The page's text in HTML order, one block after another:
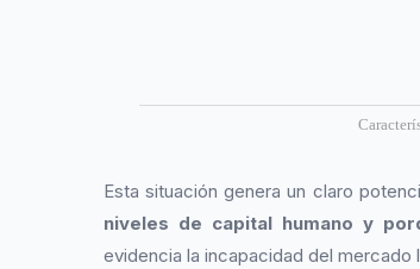
Esta situación genera un claro
niveles de capital humano y
evidencia la incapacidad del